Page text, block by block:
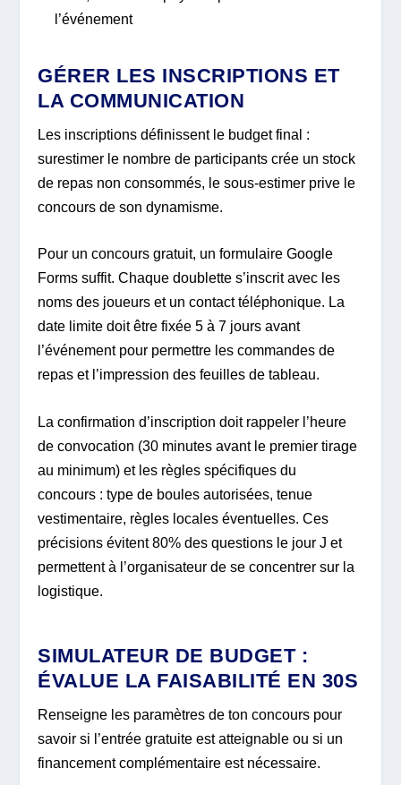
l’événement
GÉRER LES INSCRIPTIONS ET
LA COMMUNICATION
Les inscriptions définissent le budget final :
surestimer le nombre de participants crée un stock
de repas non consommés, le sous-estimer prive le
concours de son dynamisme.
Pour un concours gratuit, un formulaire Google
Forms suffit. Chaque doublette s’inscrit avec les
noms des joueurs et un contact téléphonique. La
date limite doit être fixée 5 à 7 jours avant
l’événement pour permettre les commandes de
repas et l’impression des feuilles de tableau.
La confirmation d’inscription doit rappeler l’heure
de convocation (30 minutes avant le premier tirage
au minimum) et les règles spécifiques du
concours : type de boules autorisées, tenue
vestimentaire, règles locales éventuelles. Ces
précisions évitent 80% des questions le jour J et
permettent à l’organisateur de se concentrer sur la
logistique.
SIMULATEUR DE BUDGET :
ÉVALUE LA FAISABILITÉ EN 30S
Renseigne les paramètres de ton concours pour
savoir si l’entrée gratuite est atteignable ou si un
financement complémentaire est nécessaire.